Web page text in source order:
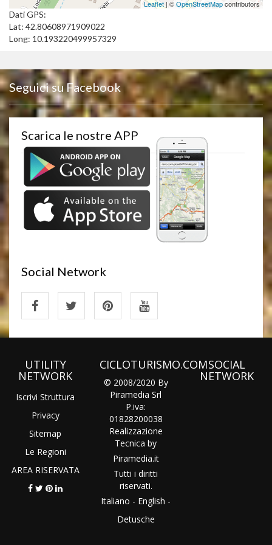
Leaflet | ©OpenStreetMapcontributors
Dati GPS:
Lat: 42.80608971909022
Long: 10.193220499957329
Seguici su Facebook
Scarica le nostre APP
Social Network
UTILITY
NETWORK
Iscrivi Struttura
Privacy
Sitemap
Le Regioni
AREA RISERVATA
CICLOTURISMO.COM
© 2008/2020 By
Piramedia Srl
P.iva:
01828200038
Realizzazione
Tecnica by
Piramedia.it
Tutti i diritti
riservati.
Italiano - English -
Detusche
SOCIAL
NETWORK